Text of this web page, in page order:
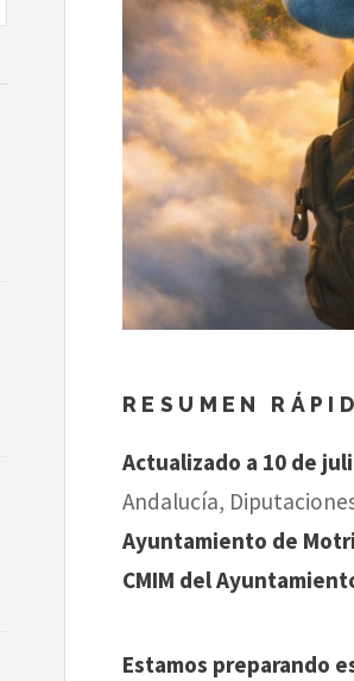
RESUMEN
Actualizado a 10 de
Andalucía,
Ayuntamiento de
CMIM del
Estamos preparando